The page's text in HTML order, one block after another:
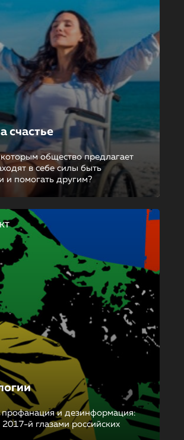
счастье
общество предлагает
в себе силы быть
и помогать другим?
профанация и дезинформация:
й глазами российских